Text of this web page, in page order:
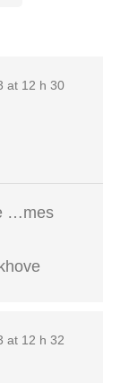
at 12 h 30
…mes
at 12 h 32